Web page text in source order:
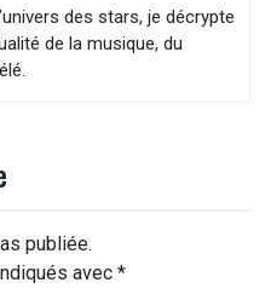
des stars, je décrypte
de la musique, du
publiée.
avec *